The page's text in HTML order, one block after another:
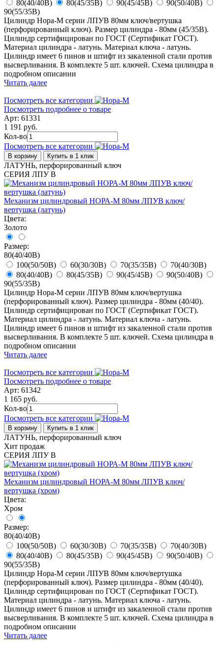
80(40/40В)
80(45/35В) 90(45/45В)
90(50/40В)
90(55/35В)
Цилиндр Нора-М серии ЛПУВ 80мм ключ/вертушка
(перфорированный ключ). Размер цилиндра - 80мм (45/35В).
Цилиндр сертифицирован по ГОСТ (Сертификат ГОСТ).
Материал цилиндра - латунь. Материал ключа - латунь.
Цилиндр имеет 6 пинов и штифт из закаленной стали против
высверливания. В комплекте 5 шт. ключей. Схема цилиндра в
подробном описании
Читать далее
Посмотреть все категории
Посмотреть подробнее о товаре
Арт: 61331
1 191 руб.
Кол-во
Посмотреть все категории
В корзину Купить в 1 клик
ЛАТУНЬ, перфорированный ключ
СЕРИЯ ЛПУ В
Механизм цилиндровый НОРА-М 80мм ЛПУВ ключ/
вертушка (латунь)
Цвета:
Золото
Размер:
80(40/40В)
100(50/50В)
60(30/30В) 70(35/35В)
70(40/30В)
80(40/40В)
80(45/35В) 90(45/45В)
90(50/40В)
90(55/35В)
Цилиндр Нора-М серии ЛПУВ 80мм ключ/вертушка
(перфорированный ключ). Размер цилиндра - 80мм (40/40).
Цилиндр сертифицирован по ГОСТ (Сертификат ГОСТ).
Материал цилиндра - латунь. Материал ключа - латунь.
Цилиндр имеет 6 пинов и штифт из закаленной стали против
высверливания. В комплекте 5 шт. ключей. Схема цилиндра в
подробном описании
Читать далее
Посмотреть все категории
Посмотреть подробнее о товаре
Арт: 61342
1 165 руб.
Кол-во
Посмотреть все категории
В корзину Купить в 1 клик
ЛАТУНЬ, перфорированный ключ
Хит продаж
СЕРИЯ ЛПУ В
Механизм цилиндровый НОРА-М 80мм ЛПУВ ключ/
вертушка (хром)
Цвета:
Хром
Размер:
80(40/40В)
100(50/50В)
60(30/30В) 70(35/35В)
70(40/30В)
80(40/40В)
80(45/35В) 90(45/45В)
90(50/40В)
90(55/35В)
Цилиндр Нора-М серии ЛПУВ 80мм ключ/вертушка
(перфорированный ключ). Размер цилиндра - 80мм (40/40).
Цилиндр сертифицирован по ГОСТ (Сертификат ГОСТ).
Материал цилиндра - латунь. Материал ключа - латунь.
Цилиндр имеет 6 пинов и штифт из закаленной стали против
высверливания. В комплекте 5 шт. ключей. Схема цилиндра в
подробном описании
Читать далее